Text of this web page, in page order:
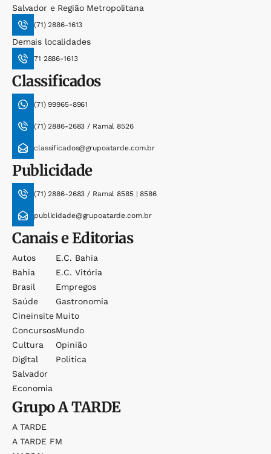
Salvador e Região Metropolitana
(71) 2886-1613
Demais localidades
71 2886-1613
Classificados
(71) 99965-8961
(71) 2886-2683 / Ramal 8526
classificados@grupoatarde.com.br
Publicidade
(71) 2886-2683 / Ramal 8585 | 8586
publicidade@grupoatarde.com.br
Canais e Editorias
Autos
Bahia
Brasil
Saúde
Cineinsite
Concursos
Cultura
Digital
Salvador
Economia
E.c. Bahia
E.c. Vitória
Empregos
Gastronomia
Muito
Mundo
Opinião
Política
GrupoA TARDE
A TARDE
A TARDE FM